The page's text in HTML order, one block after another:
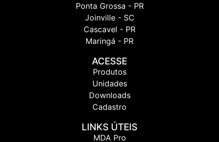
Ponta Grossa - PR
Joinville - SC
Cascavel - PR
Maringá - PR
ACESSE
Produtos
Unidades
Downloads
Cadastro
LINKS ÚTEIS
MDA Pro